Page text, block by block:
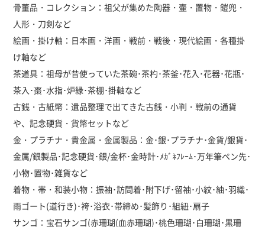
骨董品・コレクション：祖父が集めた陶器・壷・置物・鎧兜・
人形・刀剣など
絵画・掛け軸：日本画・洋画・戦前・戦後・現代絵画・各種掛
け軸など
茶道具：祖母が昔使っていた茶碗･茶杓･茶釜･花入･花器･花瓶･
茶入･棗･水指･炉縁･茶棚･掛軸など
古銭・古紙幣：遺品整理で出てきた古銭・小判・戦前の通貨
や、記念硬貨・貨幣セットなど
金・プラチナ・貴金属・金属製品：金･銀･プラチナ･金貨/銀貨･
金属/銀製品･記念硬貨･銀/金杯･金時計･ﾒｶﾞﾈﾌﾚｰﾑ･万年筆ペン先･
小物･置物･雑貨など
着物・帯・和装小物：振袖･訪問着･附下げ･留袖･小紋･紬･羽織･
雨ゴート(道行き)･袴･浴衣･帯締め･髪飾り･組紐･扇子
サンゴ：宝石サンゴ(赤珊瑚(血赤珊瑚)･桃色珊瑚･白珊瑚･黒珊